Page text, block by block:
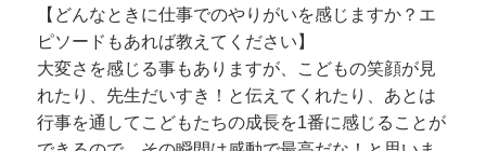
【どんなときに仕事でのやりがいを感じますか？エ
ピソードもあれば教えてください】
大変さを感じる事もありますが、こどもの笑顔が見
れたり、先生だいすき！と伝えてくれたり、あとは
行事を通してこどもたちの成長を1番に感じることが